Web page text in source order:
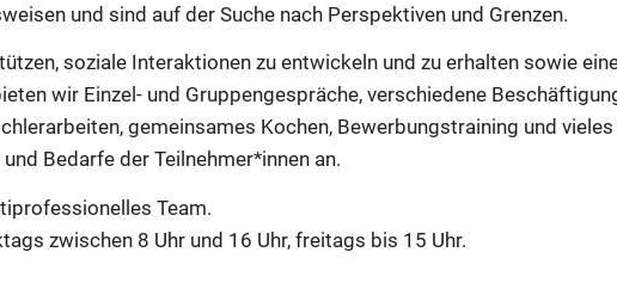
und sind auf der Suche nach Perspektiven und Grenzen.
soziale Interaktionen zu entwickeln und zu erhalten sowie
wir Einzel- und Gruppengespräche, verschiedene
gemeinsames Kochen, Bewerbungstraining und
Bedarfe der Teilnehmer*innen an.
Team.
zwischen 8 Uhr und 16 Uhr, freitags bis 15 Uhr.